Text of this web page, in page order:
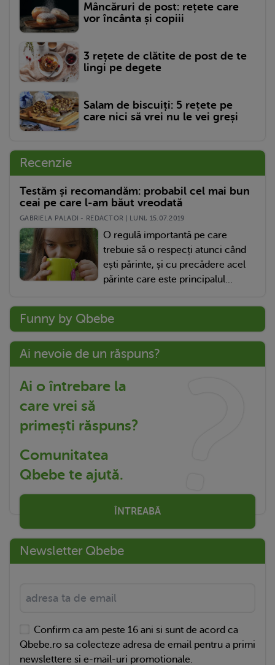
Mâncăruri de post: rețete care
vor încânta și copiii
3 rețete de clătite de post de te
lingi pe degete
Salam de biscuiți: 5 rețete pe
care nici să vrei nu le vei greși
Recenzie
Testăm și recomandăm: probabil cel mai bun
ceai pe care l-am băut vreodată
GABRIELA PALADI - REDACTOR | LUNI, 15.07.2019
O regulă importantă pe care
trebuie să o respecți atunci când
ești părinte, și cu precădere acel
părinte care este principalul...
Funny by Qbebe
Ai nevoie de un răspuns?
Ai o întrebare la
care vrei să
primești răspuns?
Comunitatea
Qbebe te ajută.
ÎNTREABĂ
Newsletter Qbebe
Confirm ca am peste 16 ani si sunt de acord ca
Qbebe.ro sa colecteze adresa de email pentru a primi
newslettere si e-mail-uri promotionale.